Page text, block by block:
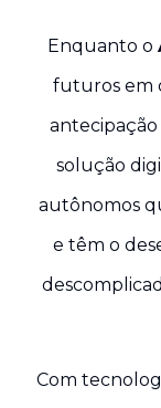
Enquanto o
futuros em
solução
autônomos
e têm o
Com